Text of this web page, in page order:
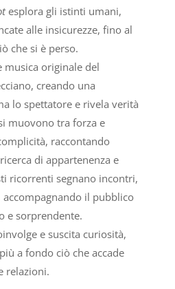
esplora gli istinti umani,
alle insicurezze, fino al
che si è perso.
musica originale del
creando una
lo spettatore e rivela verità
muovono tra forza e
raccontando
di appartenenza e
ricorrenti segnano incontri,
accompagnando il pubblico
e sorprendente.
e suscita curiosità,
a fondo ciò che accade
relazioni.